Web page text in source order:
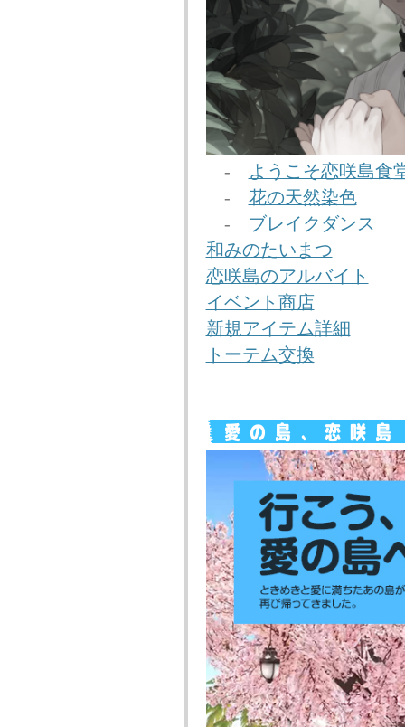
-
ようこそ恋咲島食
- 花の天然染色
- ブレイクダンス
和みのたいまつ
恋咲島のアルバイト
イベント商店
新規アイテム詳細
トーテム交換